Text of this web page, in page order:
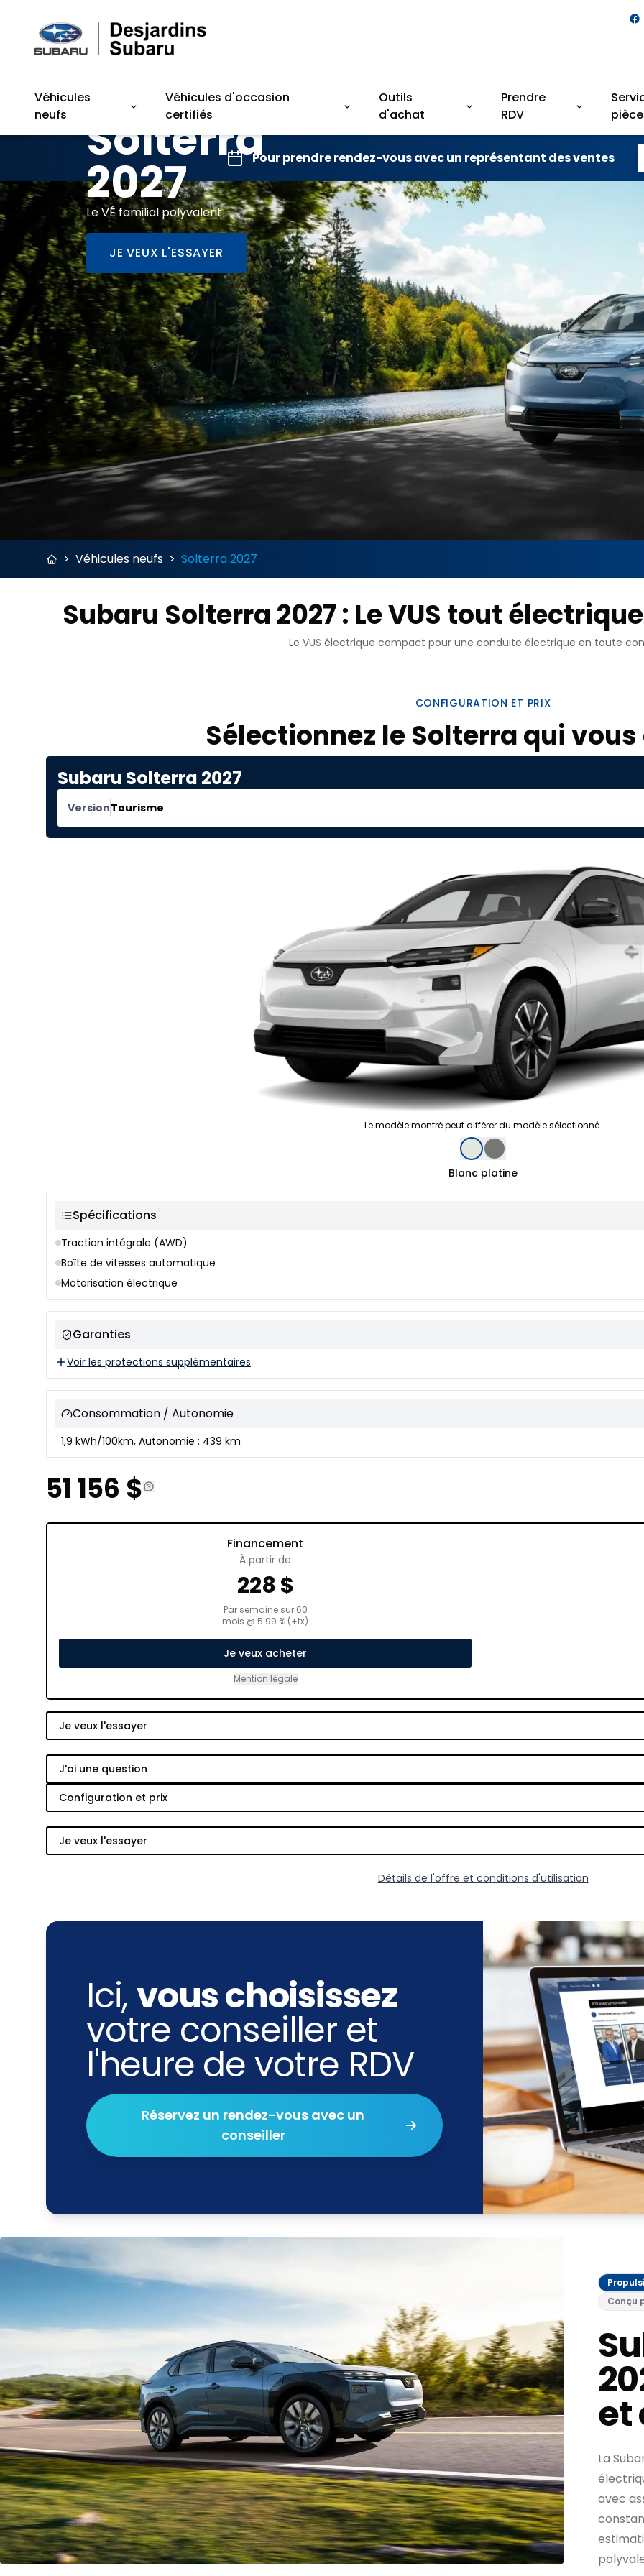
Véhicules
neufs
Véhicules d'occasion
certifiés
Outils
d'achat
Prendre
RDV
Pour prendre rendez-vous avec un représentant des ventes
Subaru
Solterra
2027
Le VÉ familial polyvalent
JE VEUX L'ESSAYER
> Véhicules neufs > Solterra 2027
Subaru Solterra 2027 : Le VUS tout
Le VUS électrique compact pour une conduite électrique en toute
CONFIGURATION ET PRIX
Sélectionnez le Solterra qui
Subaru Solterra 2027
VersionTourisme
Le modèle montré peut différer du modèle sélectionné.
Blanc platine
Spécifications
Traction intégrale (AWD)
Boîte de vitesses automatique
Motorisation électrique
Garanties
Voir les protections supplémentaires
Consommation / Autonomie
1,9 kWh/100km, Autonomie : 439 km
51 156 $
Financement
À partir de
228$
Par semaine sur 60
mois @ 5.99 % (+tx)
Je veux acheter
Mention légale
Je veux l'essayer
J'ai une question
Configuration et prix
Je veux l'essayer
Détails de l'offre et conditions d'utilisation
Ici,vous choisissez
votre conseiller et
l'heure de votre RDV
Réservez un rendez-vous avec un
conseiller
Conçu
et
La
avec